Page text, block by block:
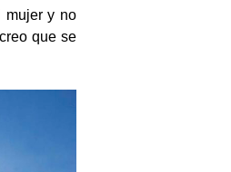
mujer y no
que se